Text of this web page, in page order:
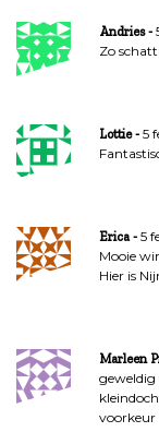
Andries
Zo
Lottie
5
Erica
5
Mooie
Hier is
Marleen
geweldig
voorkeur